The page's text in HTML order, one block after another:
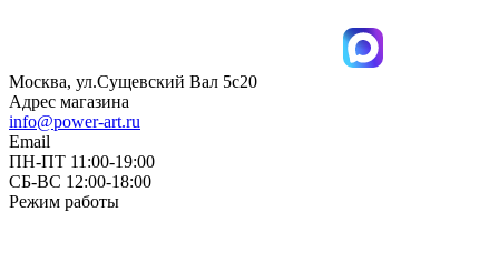
Москва, ул.Сущевский Вал 5с20
Адрес магазина
info@power-art.ru
Email
ПН-ПТ 11:00-19:00
СБ-ВС 12:00-18:00
Режим работы